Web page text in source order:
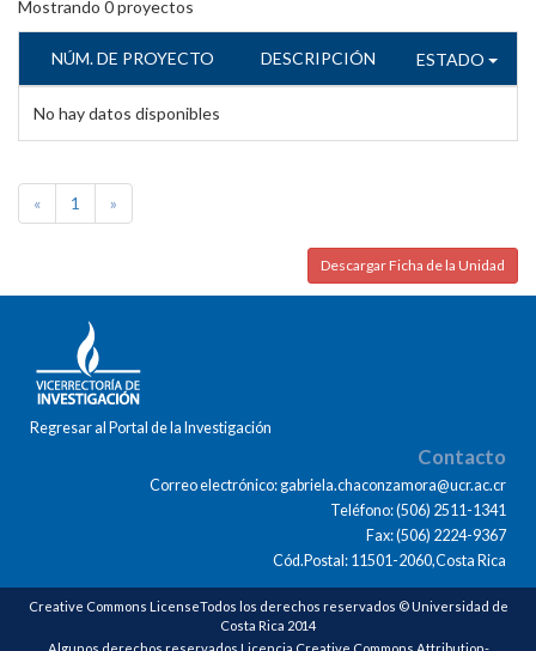
Mostrando 0proyectos
NÚM. DE PROYECTO DESCRIPCIÓN ESTADO
No hay datos disponibles
« 1 »
Descargar Ficha de la Unidad
Regresar al Portal de la Investigación
Contacto
Correo electrónico: gabriela.chaconzamora@ucr.ac.cr
Teléfono: (506) 2511-1341
Fax: (506) 2224-9367
Cód.Postal: 11501-2060,Costa Rica
Creative Commons LicenseTodos los derechos reservados © Universidad de
Costa Rica 2014